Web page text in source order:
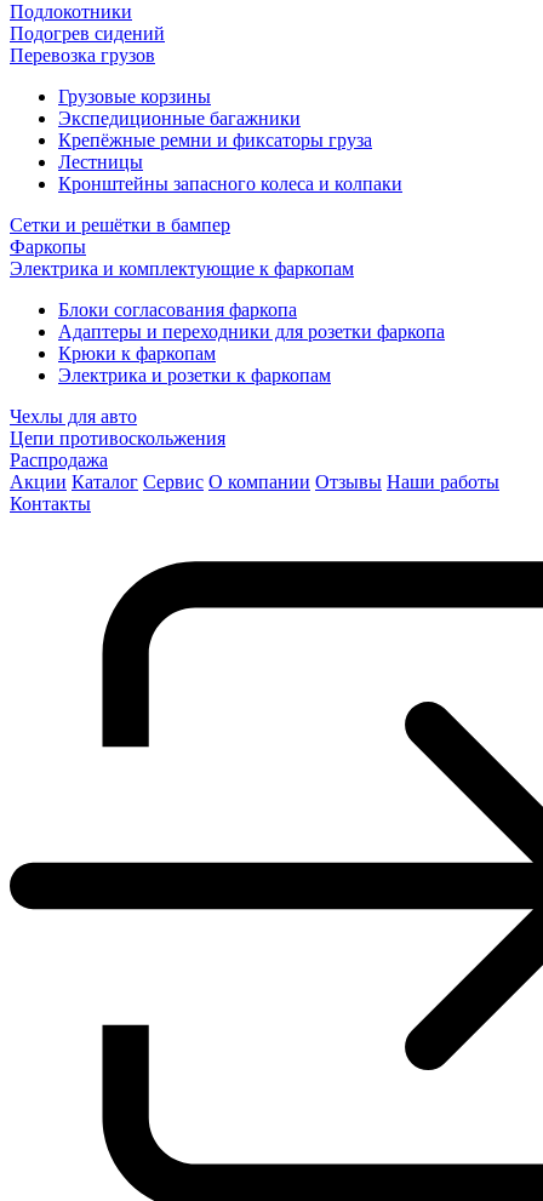
Подлокотники
Подогрев сидений
Перевозка грузов
Грузовые корзины
Экспедиционные багажники
Крепёжные ремни и фиксаторы груза
Лестницы
Кронштейны запасного колеса и колпаки
Сетки и решётки в бампер
Фаркопы
Электрика и комплектующие к фаркопам
Блоки согласования фаркопа
Адаптеры и переходники для розетки фаркопа
Крюки к фаркопам
Электрика и розетки к фаркопам
Чехлы для авто
Цепи противоскольжения
Распродажа
Акции Каталог Сервис О компании Отзывы Наши работы
Контакты